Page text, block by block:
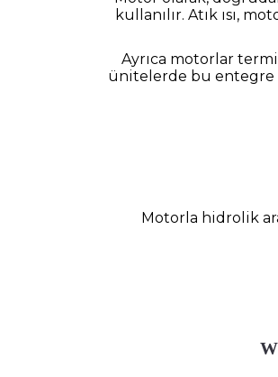
kullanılır. Atık ısı,
Ayrıca motorlar
ünitelerde bu entegre
Motorla hidrolik